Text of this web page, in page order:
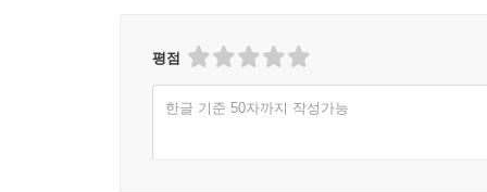
평점
한글 기준 50자까지 작성가능